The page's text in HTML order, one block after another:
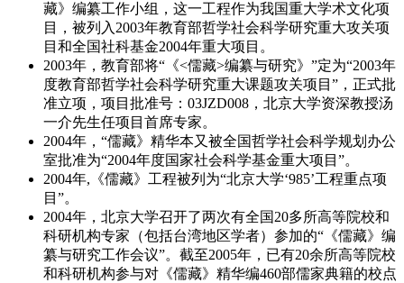
藏》编纂工作小组，这一工程作为我国重大学术文化项
目，被列入2003年教育部哲学社会科学研究重大攻关项
目和全国社科基金2004年重大项目。
2003年，教育部将“《<儒藏>编纂与研究》”定为“2003年
度教育部哲学社会科学研究重大课题攻关项目”，正式批
准立项，项目批准号：03JZD008，北京大学资深教授汤
一介先生任项目首席专家。
2004年，“儒藏》精华本又被全国哲学社会科学规划办公
室批准为“2004年度国家社会科学基金重大项目”。
2004年,《儒藏》工程被列为“北京大学‘985’工程重点项
目”。
2004年，北京大学召开了两次有全国20多所高等院校和
科研机构专家（包括台湾地区学者）参加的“《儒藏》编
纂与研究工作会议”。截至2005年，已有20余所高等院校
和科研机构参与对《儒藏》精华编460部儒家典籍的校点